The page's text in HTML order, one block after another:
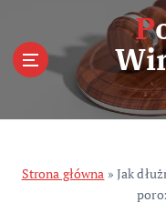
Poradnik
Strona główna » Jak